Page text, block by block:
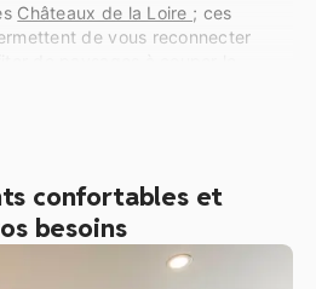
Châteaux de la Loire ; ces
de vous reconnecter
réveillant aux sons de la
et vous reposer.
confortables et
besoins